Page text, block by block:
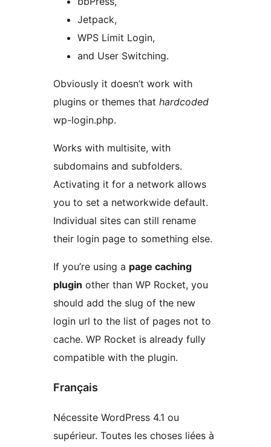
Jetpack,
WPS Limit Login,
and User Switching.
Obviously it doesn’t work with
plugins or themes that hardcoded
wp-login.php.
Works with multisite, with
subdomains and subfolders.
Activating it for a network allows
you to set a networkwide default.
Individual sites can still rename
their login page to something else.
If you’re using a page caching
plugin other than WP Rocket, you
should add the slug of the new
login url to the list of pages not to
cache. WP Rocket is already fully
compatible with the plugin.
Français
Nécessite WordPress 4.1 ou
supérieur. Toutes les choses liées à